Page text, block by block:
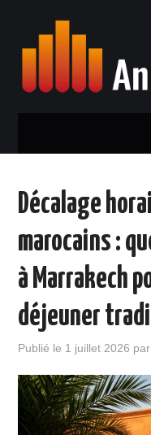
SPORT
CINÉMA
DROIT
SOCIÉTÉ
Décalage
marocains :
à Marrakech
déjeuner
Publié le 1 juillet 2026